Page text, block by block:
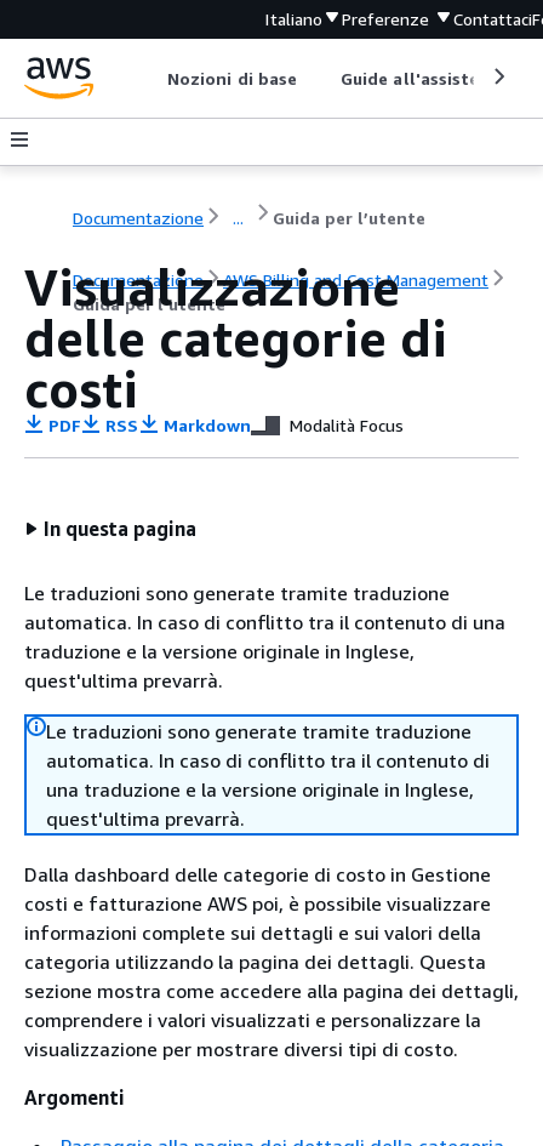
Italiano Preferenze Contattaci
Nozioni di base Guide all'assistenza
Documentazione ... Guida per l’utente
Documentazione
AWS Billing and Cost Management
Guida per l’utente
Visualizzazione
delle categorie di
costi
PDF RSS Markdown Modalità Focus
In questa pagina
Le traduzioni sono generate tramite traduzione
automatica. In caso di conflitto tra il contenuto di una
traduzione e la versione originale in Inglese,
quest'ultima prevarrà.
Le traduzioni sono generate tramite traduzione
automatica. In caso di conflitto tra il contenuto di
una traduzione e la versione originale in Inglese,
quest'ultima prevarrà.
Dalla dashboard delle categorie di costo in Gestione
costi e fatturazione AWS poi, è possibile visualizzare
informazioni complete sui dettagli e sui valori della
categoria utilizzando la pagina dei dettagli. Questa
sezione mostra come accedere alla pagina dei dettagli,
comprendere i valori visualizzati e personalizzare la
visualizzazione per mostrare diversi tipi di costo.
Argomenti